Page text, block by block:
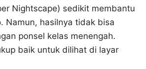
Nightscape) sedikit membantu
Namun, hasilnya tidak bisa
ponsel kelas menengah.
baik untuk dilihat di layar